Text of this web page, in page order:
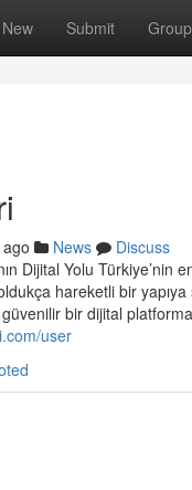
New Submit
News
Discuss
Dijital Yolu
hareketli bir
bir dijital
user